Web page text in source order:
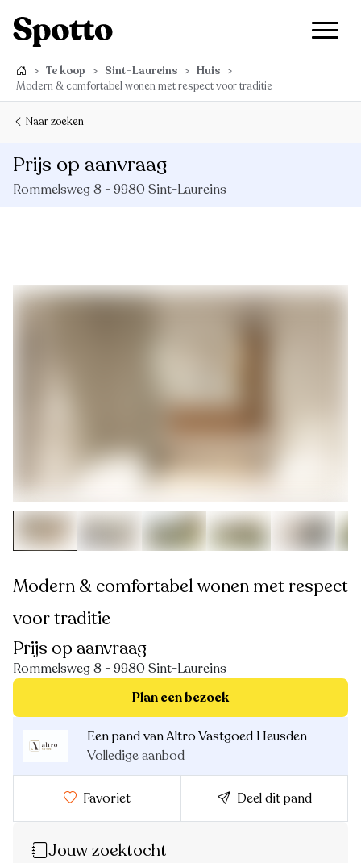
> Te koop > Sint-Laureins > Huis >
Modern & comfortabel wonen met respect voor traditie
Naar zoeken
Prijs op aanvraag
Rommelsweg 8 - 9980 Sint-Laureins
Modern & comfortabel wonen met respect
voor traditie
Prijs op aanvraag
Rommelsweg 8 - 9980 Sint-Laureins
Plan een bezoek
Een pand van Altro Vastgoed Heusden
Volledige aanbod
Favoriet Deel dit pand
Jouw zoektocht